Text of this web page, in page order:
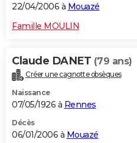
22/04/2006 à Mouazé
Famille MOULIN
Claude DANET (79 ans)
Créer une cagnotte obsèques
Naissance
07/05/1926 à Rennes
Décès
06/01/2006 à Mouazé